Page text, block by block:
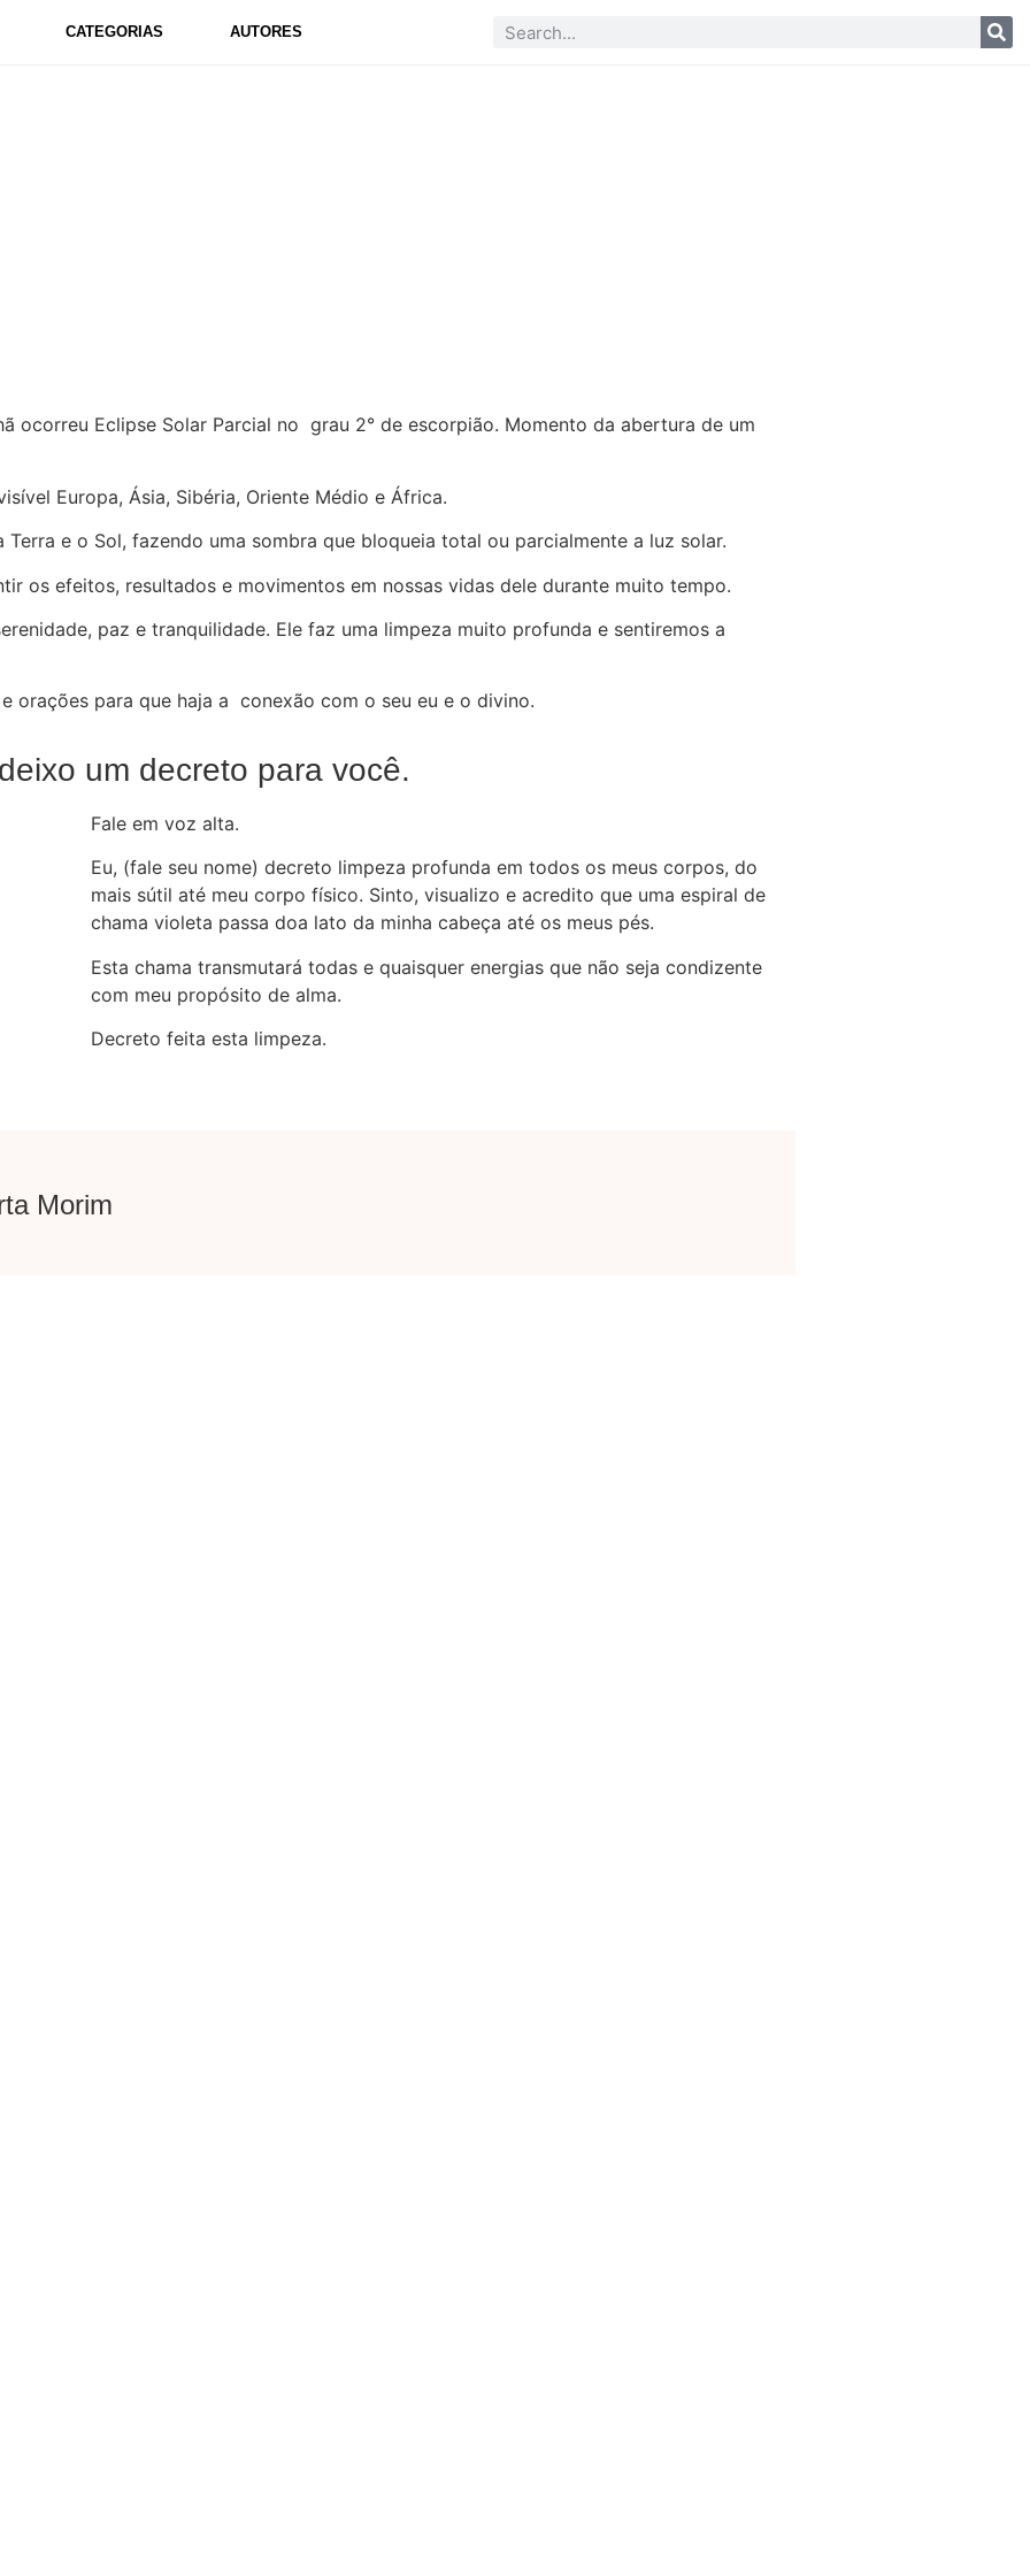
CATEGORIAS AUTORES
ocorreu Eclipse Solar Parcial no grau 2° de escorpião. Momento da abertura de um
Europa, Ásia, Sibéria, Oriente Médio e África.
e o Sol, fazendo uma sombra que bloqueia total ou parcialmente a luz solar.
os efeitos, resultados e movimentos em nossas vidas dele durante muito tempo.
paz e tranquilidade. Ele faz uma limpeza muito profunda e sentiremos a
orações para que haja a conexão com o seu eu e o divino.
um decreto para você.
Fale em voz alta.
Eu, (fale seu nome) decreto limpeza profunda em todos os meus corpos, do
mais sútil até meu corpo físico. Sinto, visualizo e acredito que uma espiral de
chama violeta passa doa lato da minha cabeça até os meus pés.
Esta chama transmutará todas e quaisquer energias que não seja condizente
com meu propósito de alma.
Decreto feita esta limpeza.
Morim